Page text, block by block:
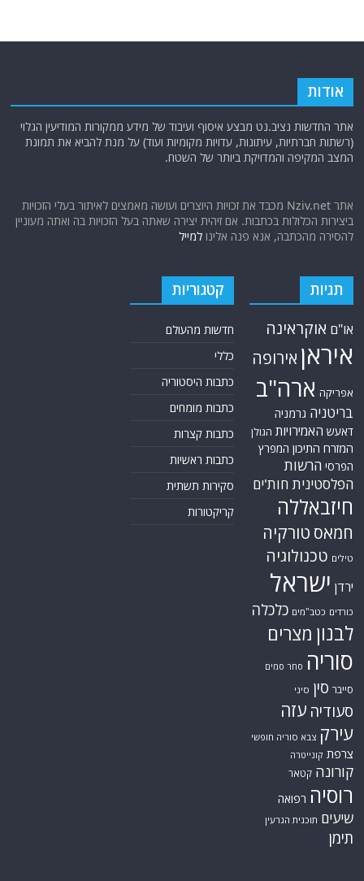
אודות
אתר החדשות נציב.נט מבצע איסוף ועיבוד של מידע ממקורות המודיעין הגלוי
(רשתות חברתיות, עיתונות, עדויות מקומיות ועוד) על מנת להביא את תמונת
המצב המקיפה והמדויקת ביותר של השטח.
אתר Nziv.net מכבד את זכויות היוצרים ועושה מאמצים לאיתור בעלי הזכויות
ביצירות הכלולות בכתבות. אם זיהית יצירה שאתה בעל הזכויות בה ואתה מעוניין
להסירה מהכתבה, אנא פנה אלינולמייל
תגיות
או"ם אוקראינה
איראן אירופה
אפריקה ארה"ב
בריטניה גרמניה
דאעש האמירויות הגולן
המזרח התיכון המפרץ
הפרסי הרשות
הפלסטינית חות'ים
חיזבאללה
חמאס טורקיה
טילים טכנולוגיה
ירדן ישראל
כורדים כטב"מים כלכלה
לבנון מצרים
סוריה סחר סמים
סייבר סין סיני
סעודיה עזה
עירק צבא סוריה חופשי
צרפת קונייטרה
קורונה קטאר
רוסיה רפואה
שיעים תוכנית הגרעין
תימן
קטגוריות
חדשות מהעולם
כללי
כתבות היסטוריה
כתבות מומחים
כתבות קצרות
כתבות ראשיות
סקירות תשתית
קריקטורות